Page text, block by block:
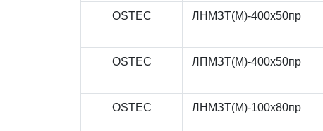
OSTEC ЛНМЗТ(М)-400x50пр
OSTEC ЛПМЗТ(М)-400x50пр
OSTEC ЛНМЗТ(М)-100x80пр